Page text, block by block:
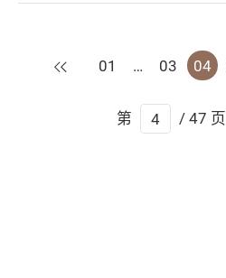
上一页
01 … 03 04
第 / 47 页